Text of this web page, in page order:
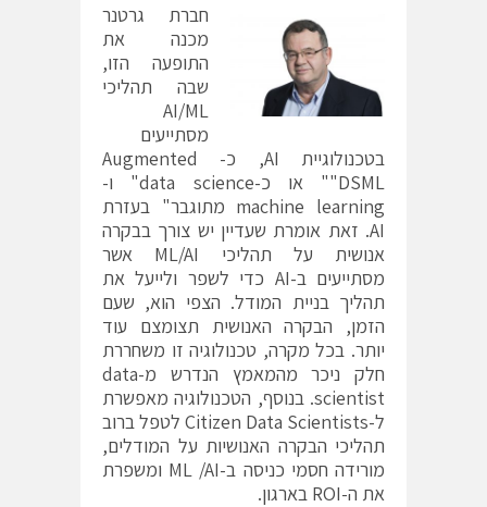
חברת גרטנר
מכנה את
התופעה הזו,
שבה תהליכי
AI/ML
מסתייעים
בטכנולוגיית AI, כ- Augmented
DSML"" או כ-data science" ו-
machine learning מתוגבר" בעזרת
AI. זאת אומרת שעדיין יש צורך בבקרה
אנושית על תהליכי ML/AI אשר
מסתייעים ב-AI כדי לשפר ולייעל את
תהליך בניית המודל. הצפי הוא, שעם
הזמן, הבקרה האנושית תצומצם עוד
יותר. בכל מקרה, טכנולוגיה זו משחררת
חלק ניכר מהמאמץ הנדרש מ-data
scientist. בנוסף, הטכנולוגיה מאפשרת
ל-Citizen Data Scientists לטפל ברוב
תהליכי הבקרה האנושיות על המודלים,
מורידה חסמי כניסה ב-ML /AI ומשפרת
את ה-ROI בארגון.